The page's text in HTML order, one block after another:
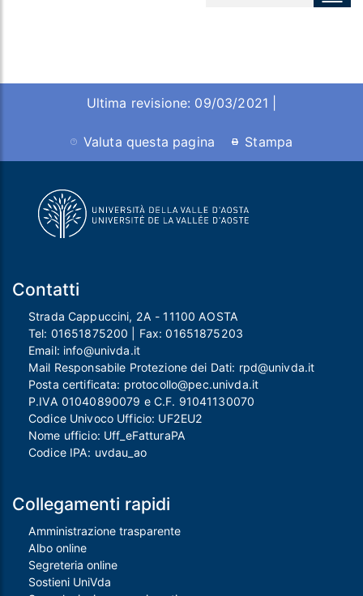
Ultima revisione: 09/03/2021 |
Valuta questa pagina Stampa
Contatti
Strada Cappuccini, 2A - 11100 AOSTA
Tel: 01651875200 | Fax:01651875203
Email: info@univda.it
Mail Responsabile Protezione dei Dati: rpd@univda.it
Posta certificata: protocollo@pec.univda.it
P.IVA 01040890079 e C.F. 91041130070
Codice Univoco Ufficio: UF2EU2
Nome ufficio: Uff_eFatturaPA
Codice IPA: uvdau_ao
Collegamenti rapidi
Amministrazione trasparente
Albo online
Segreteria online
Sostieni UniVda